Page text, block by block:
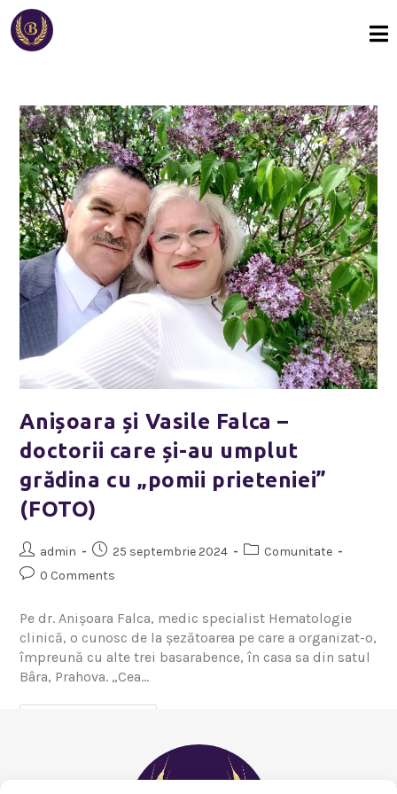
Anișoara și Vasile Falca –
doctorii care și-au umplut
grădina cu „pomii prieteniei”
(FOTO)
admin 25 septembrie 2024
Comunitate
0 Comments
Pe dr. Anișoara Falca, medic specialist Hematologie
clinică, o cunosc de la șezătoarea pe care a organizat-o,
împreună cu alte trei basarabence, în casa sa din satul
Bâra, Prahova. „Cea…